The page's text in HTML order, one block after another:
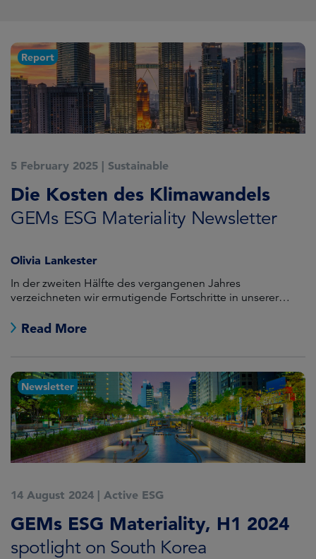
Report
5 February 2025 | Sustainable
Die Kosten des Klimawandels
GEMs ESG Materiality Newsletter
Olivia Lankester
In der zweiten Hälfte des vergangenen Jahres
verzeichneten wir ermutigende Fortschritte in unserer
Read More
Newsletter
14 August 2024 | Active ESG
GEMs ESG Materiality, H1 2024
spotlight on South Korea